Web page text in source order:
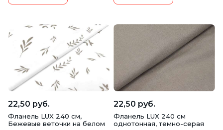
22,50 руб.
Фланель LUX 240 см,
Бежевые веточки на белом
22,50 руб.
Фланель LUX 240 см
однотонная, темно-серая